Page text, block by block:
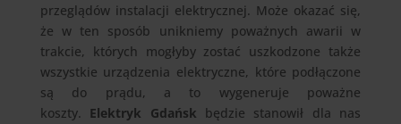
przeglądów instalacji elektrycznej. Może okazać się,
że w ten sposób unikniemy poważnych awarii w
trakcie, których mogłyby zostać uszkodzone także
wszystkie urządzenia elektryczne, które podłączone
są do prądu, a to wygeneruje poważne
koszty. Elektryk Gdańsk będzie stanowił dla nas